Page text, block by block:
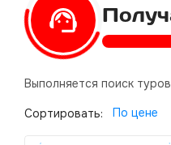
Выполняется поиск
Сортировать: По цене